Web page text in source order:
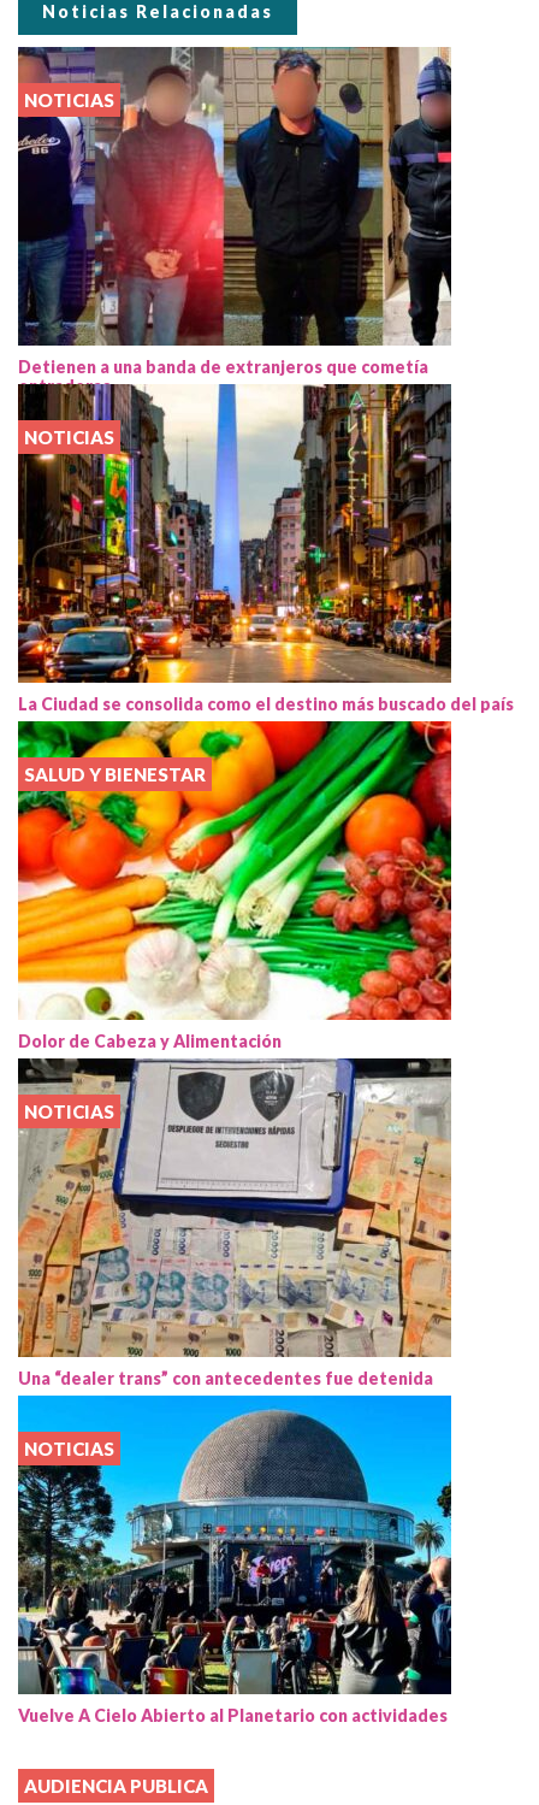
Noticias Relacionadas
NOTICIAS
Detienen a una banda de extranjeros que cometía
entraderas
NOTICIAS
La Ciudad se consolida como el destino más buscado del país
SALUD Y BIENESTAR
Dolor de Cabeza y Alimentación
NOTICIAS
Una “dealer trans” con antecedentes fue detenida
NOTICIAS
Vuelve A Cielo Abierto al Planetario con actividades
AUDIENCIA PUBLICA